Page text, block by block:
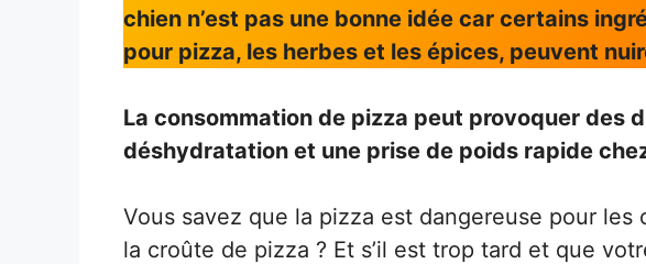
chien n’est pas une bonne idée car certains
pour pizza, les herbes et les épices, peuvent
La consommation de pizza peut provoquer des
déshydratation et une prise de poids rapide
Vous savez que la pizza est dangereuse pour les
la croûte de pizza ? Et s’il est trop tard et que